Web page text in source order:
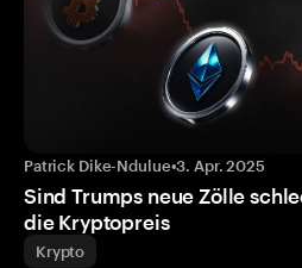
Patrick Dike-Ndulue•3. Apr. 2025
Sind Trumps neue Zölle
die Kryptopreis
Krypto